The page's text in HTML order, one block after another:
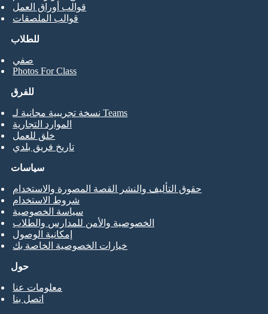
للطلاب
صفي
Photos For Class
قوالب أوراق العمل
قوالب الملصقات
للفرق
نسخة تجريبية مجانية لـ Teams
الموارد التجارية
خلق للعمل
تاريخ فريق بلدي
حول
معلومات عنا
اتصل بنا
سياسات
حقوق التأليف والنشر القصة المصورة والاستخدام
شروط الاستخدام
سياسة الخصوصية
الخصوصية والأمن للمدارس والطلاب
إمكانية الوصول
خيارات الخصوصية الخاصة بك